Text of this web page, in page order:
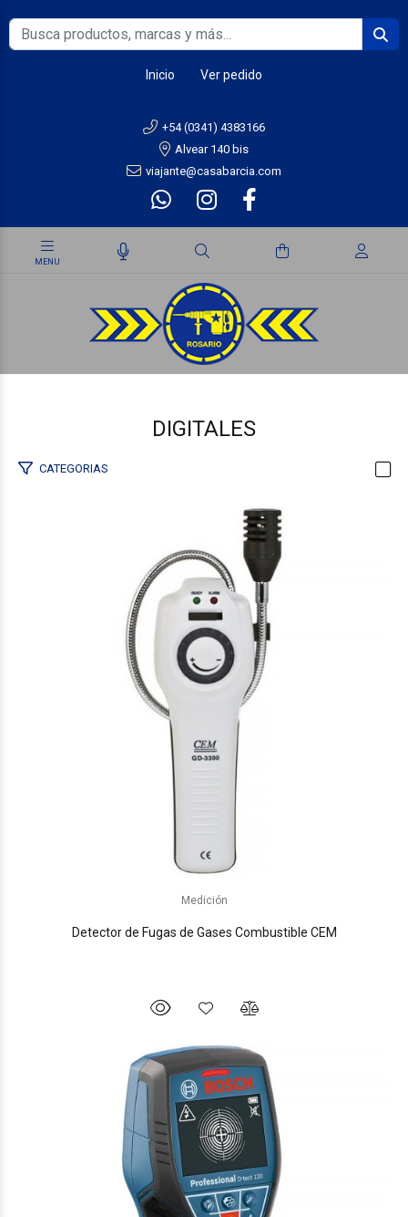
Inicio Ver pedido
+54 (0341) 4383166
Alvear 140 bis
viajante@casabarcia.com
DIGITALES
CATEGORIAS
Medición
Detector de Fugas de Gases Combustible CEM